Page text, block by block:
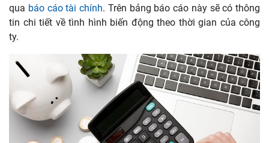
qua báo cáo tài chính. Trên bảng báo cáo này sẽ có thông
tin chi tiết về tình hình biến động theo thời gian của công
ty.